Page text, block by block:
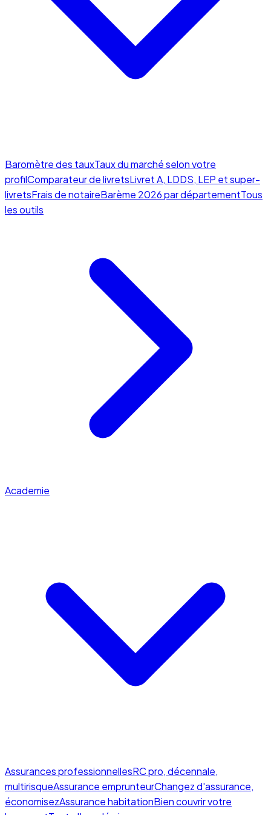
Baromètre des tauxTaux du marché selon votre
profilComparateur de livretsLivret A, LDDS, LEP et super-
livretsFrais de notaireBarème 2026 par départementTous
les outils
Academie
Assurances professionnellesRC pro, décennale,
multirisqueAssurance emprunteurChangez d'assurance,
économisezAssurance habitationBien couvrir votre